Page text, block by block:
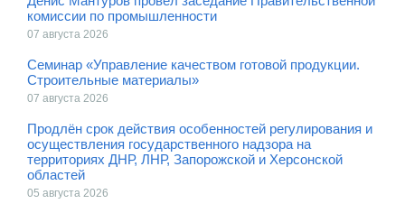
комиссии по промышленности
07 августа 2026
Семинар «Управление качеством готовой продукции.
Строительные материалы»
07 августа 2026
Продлён срок действия особенностей регулирования и
осуществления государственного надзора на
территориях ДНР, ЛНР, Запорожской и Херсонской
областей
05 августа 2026